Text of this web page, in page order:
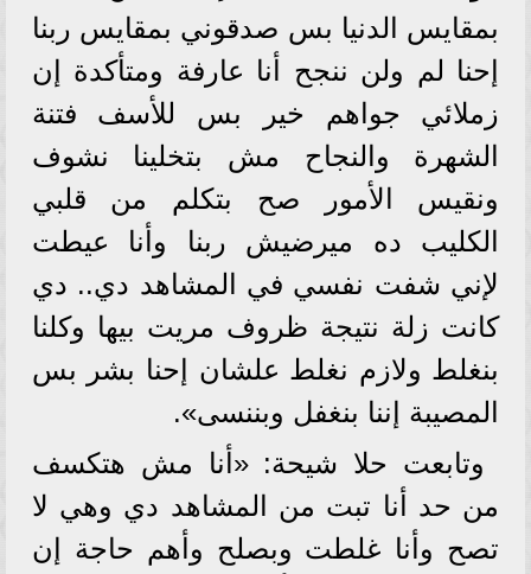
بمقايس الدنيا بس صدقوني بمقایس ربنا
إحنا لم ولن ننجح أنا عارفة ومتأكدة إن
زملائي جواهم خير بس للأسف فتنة
الشهرة والنجاح مش بتخلينا نشوف
ونقيس الأمور صح بتكلم من قلبي
الكليب ده ميرضيش ربنا وأنا عيطت
لإني شفت نفسي في المشاهد دي.. دي
كانت زلة نتيجة ظروف مريت بيها وكلنا
بنغلط ولازم نغلط علشان إحنا بشر بس
المصيبة إننا بنغفل وبننسی».
وتابعت حلا شيحة: «أنا مش هتكسف
من حد أنا تبت من المشاهد دي وهي لا
تصح وأنا غلطت وبصلح وأهم حاجة إن